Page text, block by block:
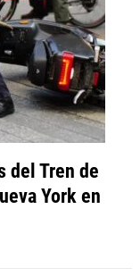
del Tren de
York en